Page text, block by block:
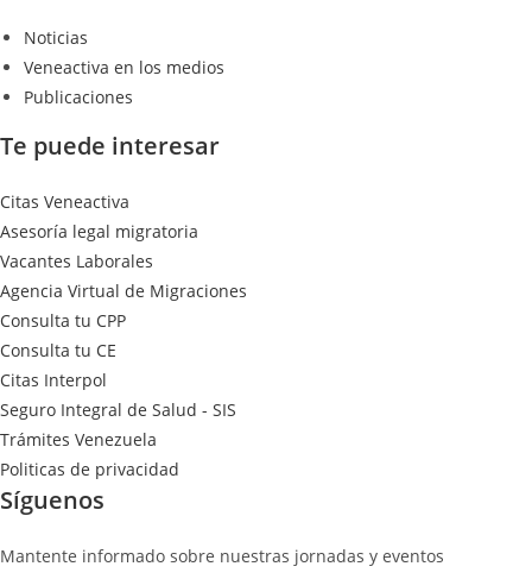
Noticias
Veneactiva en los medios
Publicaciones
Te puede interesar
Citas Veneactiva
Asesoría legal migratoria
Vacantes Laborales
Agencia Virtual de Migraciones
Consulta tu CPP
Consulta tu CE
Citas Interpol
Seguro Integral de Salud - SIS
Trámites Venezuela
Politicas de privacidad
Síguenos
Mantente informado sobre nuestras jornadas y eventos